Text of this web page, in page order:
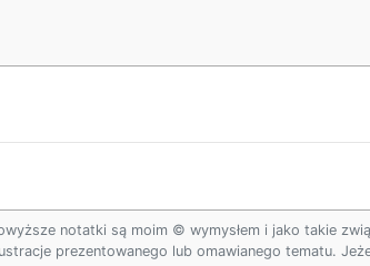
notatki są moim © wymysłem i jako takie
prezentowanego lub omawianego tematu.